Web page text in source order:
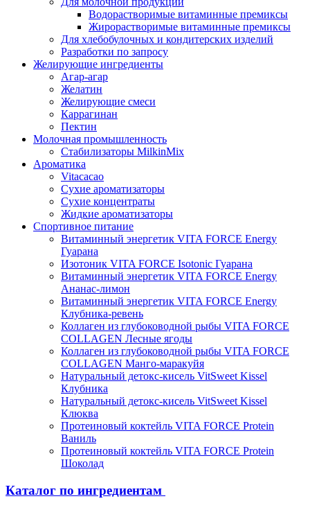
Водорастворимые витаминные премиксы
Жирорастворимые витаминные премиксы
Для хлебобулочных и кондитерских изделий
Разработки по запросу
Желирующие ингредиенты
Агар-агар
Желатин
Желирующие смеси
Каррагинан
Пектин
Молочная промышленность
Стабилизаторы MilkinMix
Ароматика
Vitacacao
Сухие ароматизаторы
Сухие концентраты
Жидкие ароматизаторы
Спортивное питание
Витаминный энергетик VITA FORCE Energy
Гуарана
Изотоник VITA FORCE Isotonic Гуарана
Витаминный энергетик VITA FORCE Energy
Ананас-лимон
Витаминный энергетик VITA FORCE Energy
Клубника-ревень
Коллаген из глубоководной рыбы VITA FORCE
COLLAGEN Лесные ягоды
Коллаген из глубоководной рыбы VITA FORCE
COLLAGEN Манго-маракуйя
Натуральный детокс-кисель VitSweet Kissel
Клубника
Натуральный детокс-кисель VitSweet Kissel
Клюква
Протеиновый коктейль VITA FORCE Protein
Ваниль
Протеиновый коктейль VITA FORCE Protein
Шоколад
Каталог по ингредиентам